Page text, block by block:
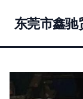
东莞市鑫驰